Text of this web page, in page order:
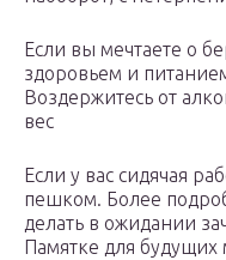
Если вы мечтаете о
здоровьем и
Воздержитесь от
вес
Если у вас сидячая
пешком. Более
делать в ожидании
Памятке для